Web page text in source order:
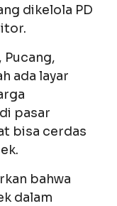
dikelola PD
ada layar
pasar
bisa cerdas
bahwa
dalam